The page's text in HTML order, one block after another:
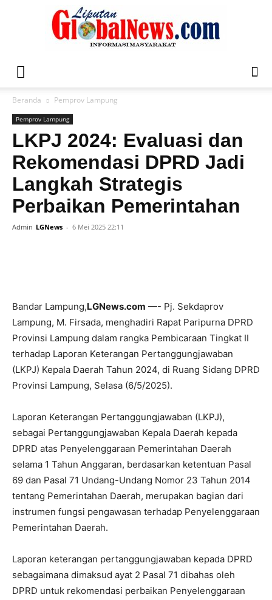
Global
News
Beranda Pemprov Lampung
Pemprov Lampung
LKPJ 2024: Evaluasi dan
Rekomendasi DPRD Jadi
Langkah Strategis
Perbaikan Pemerintahan
Admin LGNews - 6 Mei 2025 22:11
Bandar Lampung,LGNews.com —- Pj. Sekdaprov
Lampung, M. Firsada, menghadiri Rapat Paripurna DPRD
Provinsi Lampung dalam rangka Pembicaraan Tingkat II
terhadap Laporan Keterangan Pertanggungjawaban
(LKPJ) Kepala Daerah Tahun 2024, di Ruang Sidang DPRD
Provinsi Lampung, Selasa (6/5/2025).
Laporan Keterangan Pertanggungjawaban (LKPJ),
sebagai Pertanggungjawaban Kepala Daerah kepada
DPRD atas Penyelenggaraan Pemerintahan Daerah
selama 1 Tahun Anggaran, berdasarkan ketentuan Pasal
69 dan Pasal 71 Undang-Undang Nomor 23 Tahun 2014
tentang Pemerintahan Daerah, merupakan bagian dari
instrumen fungsi pengawasan terhadap Penyelenggaraan
Pemerintahan Daerah.
Laporan keterangan pertanggungjawaban kepada DPRD
sebagaimana dimaksud ayat 2 Pasal 71 dibahas oleh
DPRD untuk rekomendasi perbaikan Penyelenggaraan